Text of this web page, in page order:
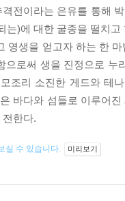
격전이라는 은유를 통해
는)에 대한 굴종을 떨치
영생을 얻고자 하는 한
으로써 생을 진정으로
조리 소진한 게드와 테
은 바다와 섬들로 이루어
한다.
실 수 있습니다. 미리보기